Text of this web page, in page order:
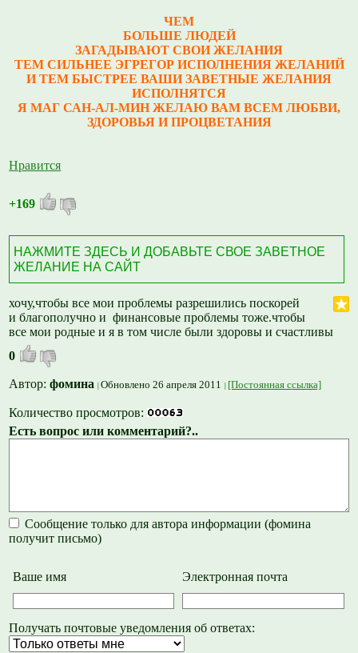
ЧЕМ
БОЛЬШЕ ЛЮДЕЙ
ЗАГАДЫВАЮТ СВОИ ЖЕЛАНИЯ
ТЕМ СИЛЬНЕЕ ЭГРЕГОР ИСПОЛНЕНИЯ ЖЕЛАНИЙ
И ТЕМ БЫСТРЕЕ ВАШИ ЗАВЕТНЫЕ ЖЕЛАНИЯ
ИСПОЛНЯТСЯ
Я МАГ САН-АЛ-МИН ЖЕЛАЮ ВАМ ВСЕМ ЛЮБВИ,
ЗДОРОВЬЯ И ПРОЦВЕТАНИЯ
Нравится
+169
НАЖМИТЕ ЗДЕСЬ И ДОБАВЬТЕ СВОЕ ЗАВЕТНОЕ
ЖЕЛАНИЕ НА САЙТ
хочу,чтобы все мои проблемы разрешились поскорей
и благополучно и финансовые проблемы тоже.чтобы
все мои родные и я в том числе были здоровы и счастливы
0
Автор:фомина Обновлено 26 апреля 2011 [Постоянная ссылка]
Количество просмотров:
Есть вопрос или комментарий?..
Сообщение только для автора информации (фомина
получит письмо)
Ваше имя Электронная почта
Получать почтовые уведомления об ответах: